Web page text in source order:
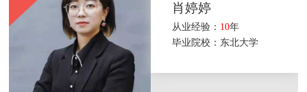
肖婷婷
从业经验： 10年
毕业院校：东北大学